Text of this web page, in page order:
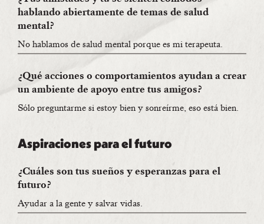
hablando abiertamente de temas de salud
mental?
No hablamos de salud mental porque es mi terapeuta.
¿Qué acciones o comportamientos ayudan a crear
un ambiente de apoyo entre tus amigos?
Sólo preguntarme si estoy bien y sonreírme, eso está bien.
Aspiraciones para el futuro
¿Cuáles son tus sueños y esperanzas para el
futuro?
Ayudar a la gente y salvar vidas.